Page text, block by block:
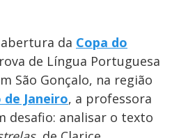
da Copa do
de Língua Portuguesa
São Gonçalo, na região
de Janeiro, a professora
desafio: analisar o texto